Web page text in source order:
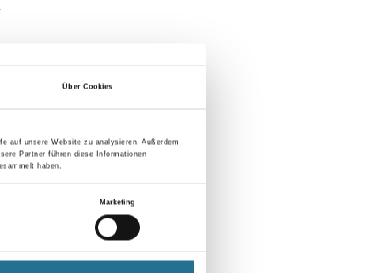
Über Cookies
auf unsere Website zu analysieren. Außerdem
Partner führen diese Informationen
haben.
Marketing